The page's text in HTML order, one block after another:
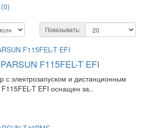
Показывать:
F115FEL-T EFI
с электрозапуском и дистанционным
T EFI оснащен за..